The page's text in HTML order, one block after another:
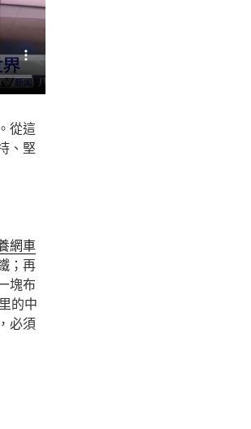
從這
、堅
網車
；再
塊布
的中
，必須